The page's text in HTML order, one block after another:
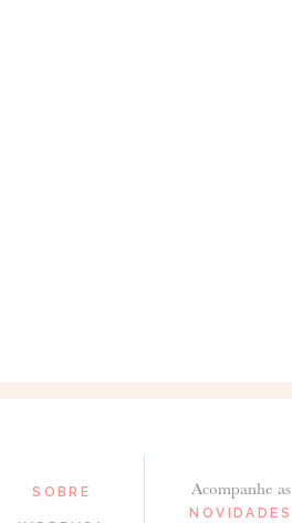
SOBRE Acompanhe as
NOVIDADES